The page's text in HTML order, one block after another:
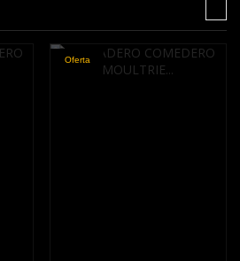
Oferta